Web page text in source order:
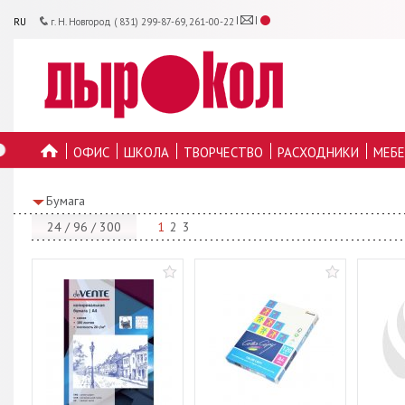
RU г. Н. Новгород ( 831) 299-87-69, 261-00-22
ОФИС ШКОЛА ТВОРЧЕСТВО РАСХОДНИКИ
Бумага
24 / 96 / 300 1 2 3